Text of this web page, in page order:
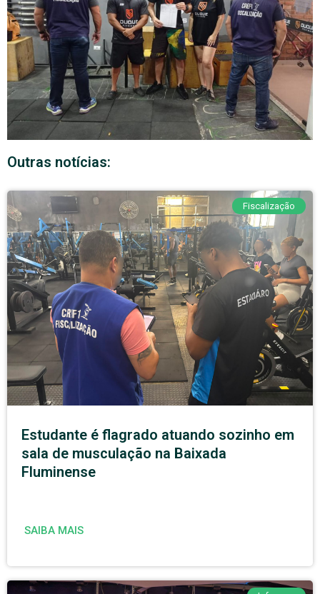
Outras notícias:
Fiscalização
Estudante é flagrado atuando sozinho em
sala de musculação na Baixada
Fluminense
SAIBA MAIS